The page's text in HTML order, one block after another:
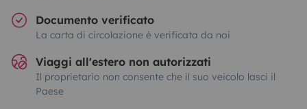
Documento verificato
La carta di circolazione è verificata da noi
Viaggi all'estero non autorizzati
Il proprietario non consente che il suo veicolo lasci il
Paese